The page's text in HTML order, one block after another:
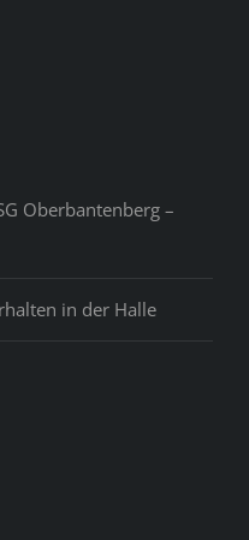
Oberbantenberg –
in der Halle